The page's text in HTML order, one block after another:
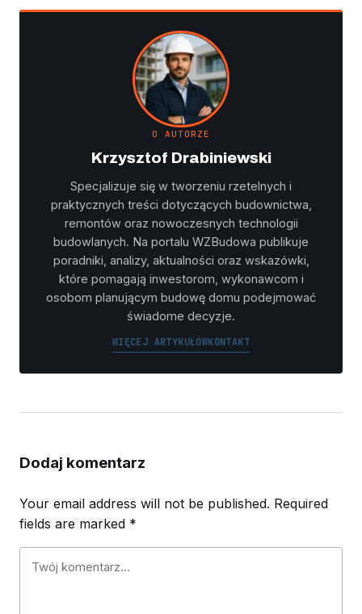
O AUTORZE
Krzysztof Drabiniewski
Specjalizuje się w tworzeniu rzetelnych i
praktycznych treści dotyczących budownictwa,
remontów oraz nowoczesnych technologii
budowlanych. Na portalu WZBudowa publikuje
poradniki, analizy, aktualności oraz wskazówki,
które pomagają inwestorom, wykonawcom i
osobom planującym budowę domu podejmować
świadome decyzje.
WIĘCEJ ARTYKUŁÓWKONTAKT
Dodaj komentarz
Your email address will not be published. Required
fields are marked *